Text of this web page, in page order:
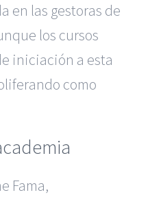
en las gestoras de
los cursos
iniciación a esta
como
Fama,